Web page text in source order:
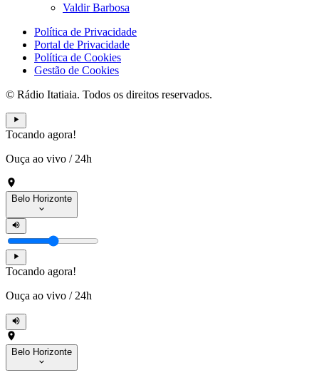
Valdir Barbosa
Política de Privacidade
Portal de Privacidade
Política de Cookies
Gestão de Cookies
© Rádio Itatiaia. Todos os direitos reservados.
Tocando agora!
Ouça ao vivo / 24h
Belo Horizonte
Tocando agora!
Ouça ao vivo / 24h
Belo Horizonte